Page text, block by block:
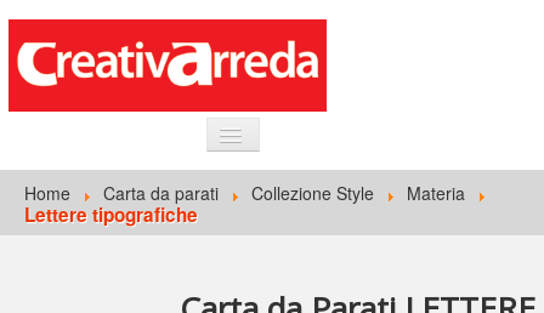
HOME
INFORMAZIONI GENERALI
Home Carta da parati Collezione Style Materia
Lettere tipografiche